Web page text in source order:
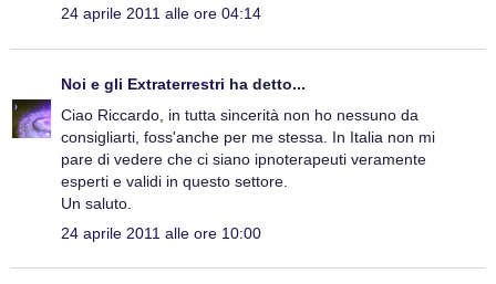
24 aprile 2011 alle ore 04:14
Noi e gli Extraterrestri ha detto...
Ciao Riccardo, in tutta sincerità non ho nessuno da
consigliarti, foss'anche per me stessa. In Italia non mi
pare di vedere che ci siano ipnoterapeuti veramente
esperti e validi in questo settore.
Un saluto.
24 aprile 2011 alle ore 10:00